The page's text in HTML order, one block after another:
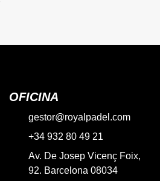
OFICINA
gestor@royalpadel.com
+34 932 80 49 21
Av. De Josep Vicenç Foix,
92. Barcelona 08034